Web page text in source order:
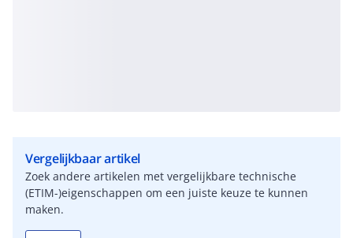
Vergelijkbaar artikel
Zoek andere artikelen met vergelijkbare technische
(ETIM-)eigenschappen om een juiste keuze te kunnen
maken.